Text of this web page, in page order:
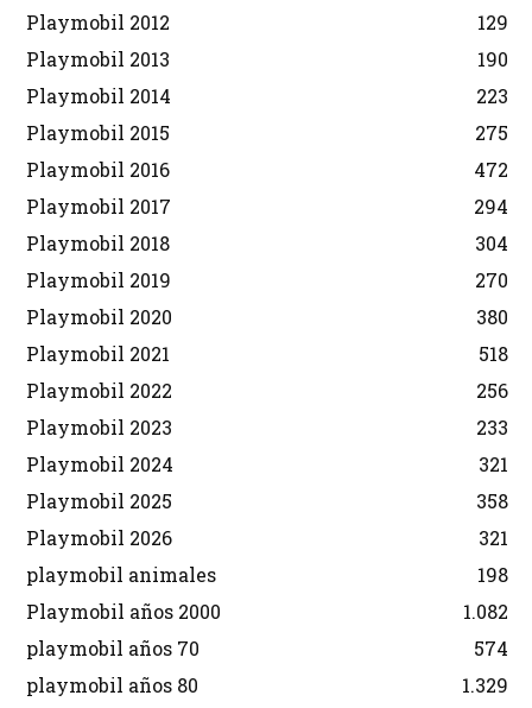
Playmobil 2012
129
Playmobil 2013
190
Playmobil 2014
223
Playmobil 2015
275
Playmobil 2016
472
Playmobil 2017
294
Playmobil 2018
304
Playmobil 2019
270
Playmobil 2020
380
Playmobil 2021
518
Playmobil 2022
256
Playmobil 2023
233
Playmobil 2024
321
Playmobil 2025
358
Playmobil 2026
321
playmobil animales
198
Playmobil años 2000
1.082
playmobil años 70
574
playmobil años 80
1.329